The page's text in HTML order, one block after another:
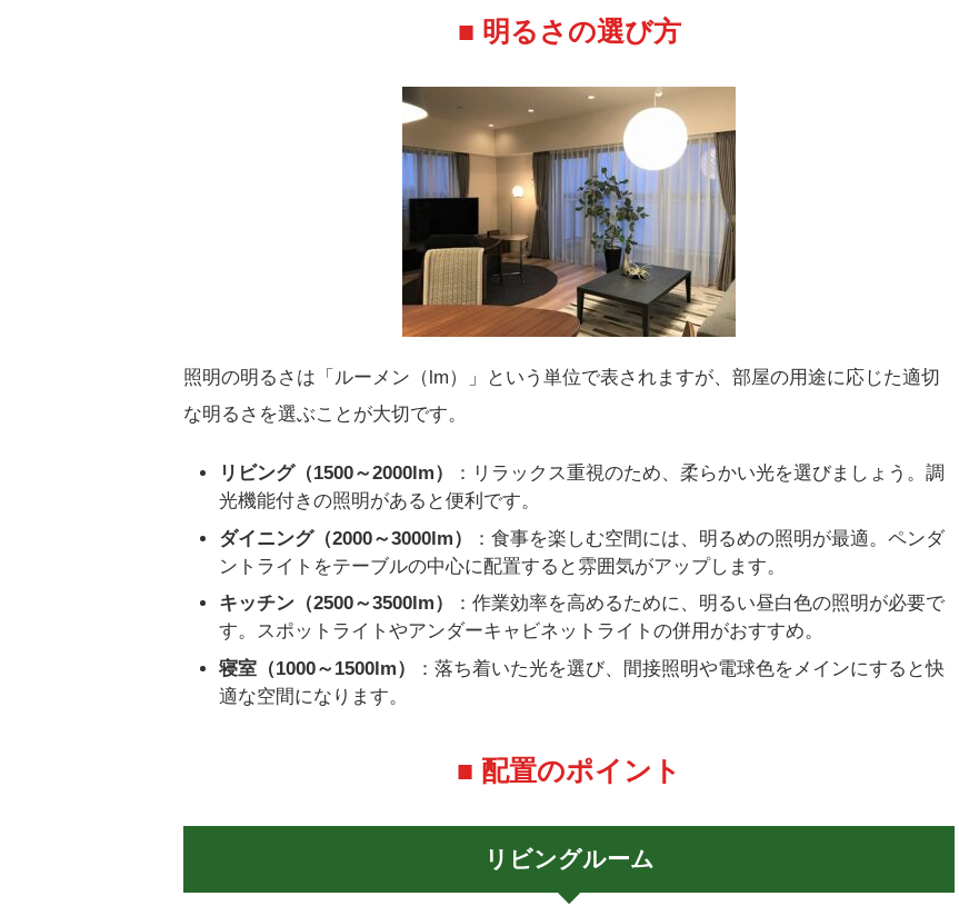
■ 明るさの選び方
照明の明るさは「ルーメン（lm）」という単位で表されますが、部屋の用途に応じた適切
な明るさを選ぶことが大切です。
リビング（1500～2000lm）
：リラックス重視のため、柔らかい光を選びましょう。調
光機能付きの照明があると便利です。
ダイニング（2000～3000lm）
：食事を楽しむ空間には、明るめの照明が最適。ペンダ
ントライトをテーブルの中心に配置すると雰囲気がアップします。
キッチン（2500～3500lm）
：作業効率を高めるために、明るい昼白色の照明が必要で
す。スポットライトやアンダーキャビネットライトの併用がおすすめ。
寝室（1000～1500lm）
：落ち着いた光を選び、間接照明や電球色をメインにすると快
適な空間になります。
■ 配置のポイント
リビングルーム